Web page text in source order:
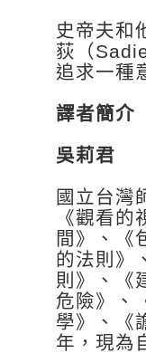
史帝夫和
荻（
追求一種
譯者簡介
吳莉君
國立台灣
《觀看
間》、《
的法則》
則》、《
危險》、
學》、《
年，現為